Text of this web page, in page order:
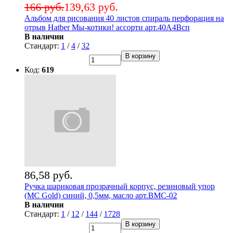
139,63 руб.
166 руб.
Альбом для рисования 40 листов спираль перфорация на
отрыв Hatber Мы-котики! ассорти арт.40А4Всп
В наличии
Стандарт: 1 /4 /32
В корзину
Код: 619
86,58 руб.
Ручка шариковая прозрачный корпус, резиновый упор
(MC Gold) синий, 0,5мм, масло арт.BMC-02
В наличии
Стандарт: 1 / 12 / 144 / 1728
В корзину